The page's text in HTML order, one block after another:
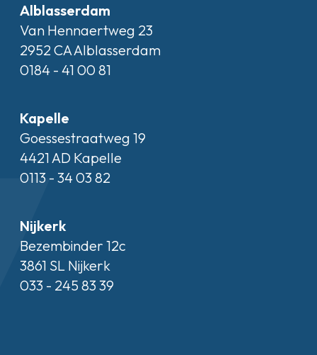
Alblasserdam
Van Hennaertweg 23
2952 CA Alblasserdam
0184 - 41 00 81
Kapelle
Goessestraatweg 19
4421 AD Kapelle
0113 - 34 03 82
Nijkerk
Bezembinder 12c
3861 SL Nijkerk
033 - 245 83 39